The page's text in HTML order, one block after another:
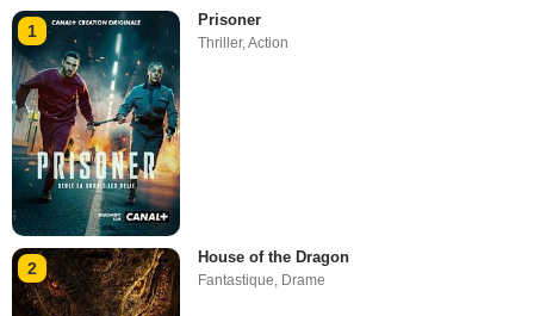
1
Prisoner
Thriller,Action
2
House of the Dragon
Fantastique Drame